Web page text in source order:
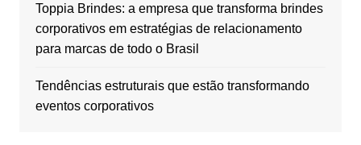
Toppia Brindes: a empresa que transforma brindes
corporativos em estratégias de relacionamento
para marcas de todo o Brasil
Tendências estruturais que estão transformando
eventos corporativos